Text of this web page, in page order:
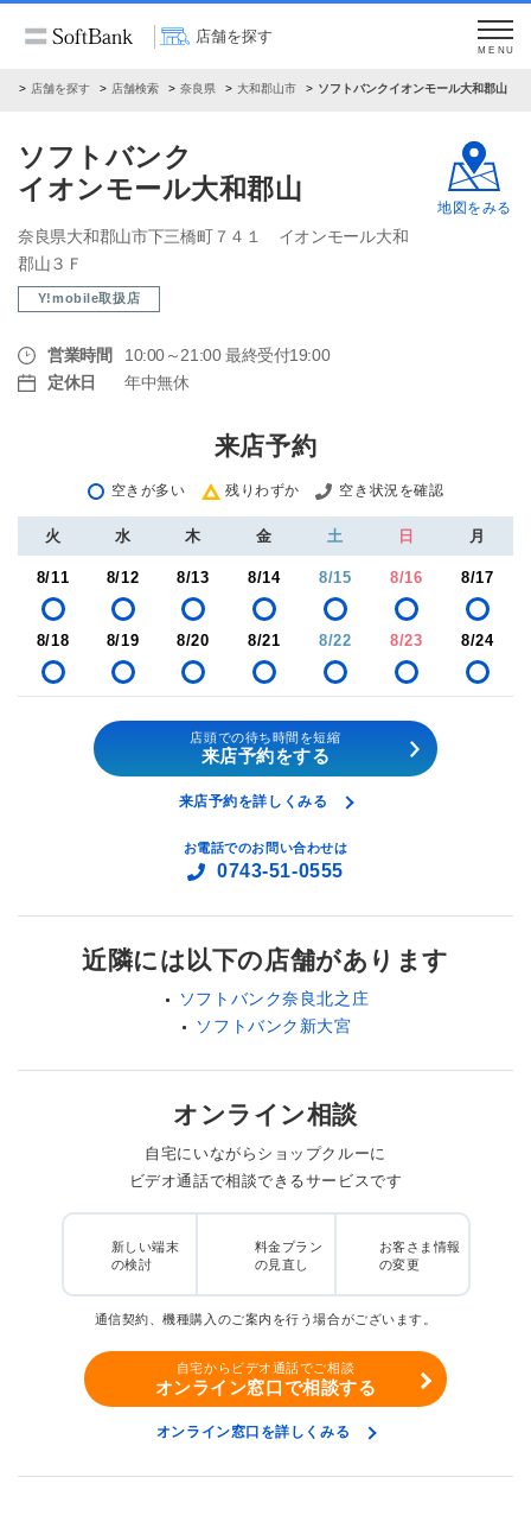
店舗を探す
MENU
店舗を探す 店舗検索 奈良県 大和郡山市 ソフトバンクイオンモール大和郡山
ソフトバンク
イオンモール大和郡山
奈良県大和郡山市下三橋町７４１ イオンモール大和
郡山３Ｆ
Y!mobile取扱店
営業時間
10:00～21:00 最終受付19:00
定休日
年中無休
地図をみる
来店予約
空きが多い 残りわずか 空き状況を確認
火 水 木 金 土 日 月
8/11 8/12 8/13 8/14 8/15 8/16 8/17
8/18 8/19 8/20 8/21 8/22 8/23 8/24
店頭での待ち時間を短縮
来店予約をする
来店予約を詳しくみる
お電話でのお問い合わせは
0743-51-0555
近隣には以下の店舗があります
ソフトバンク奈良北之庄
ソフトバンク新大宮
オンライン相談
自宅にいながらショップクルーに
ビデオ通話で相談できるサービスです
新しい端末
の検討
料金プラン
の見直し
お客さま情報
の変更
通信契約、機種購入のご案内を行う場合がございます。
自宅からビデオ通話でご相談
オンライン窓口で相談する
オンライン窓口を詳しくみる